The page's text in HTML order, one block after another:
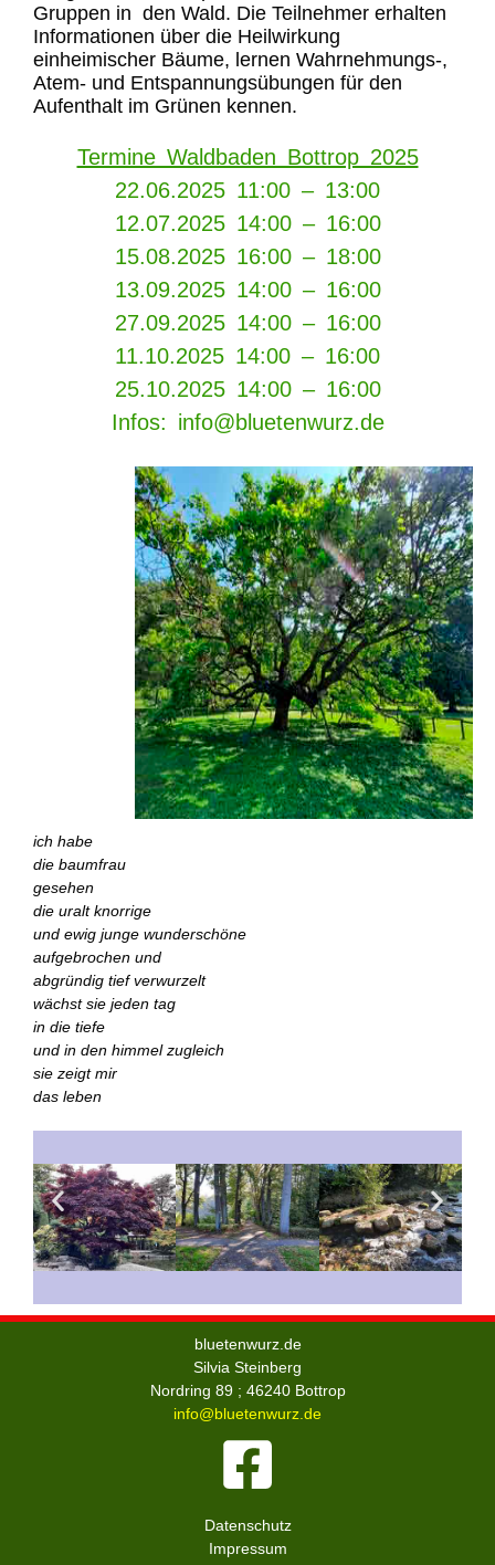
Gruppen in den Wald. Die Teilnehmer erhalten
Informationen über die Heilwirkung
einheimischer Bäume, lernen Wahrnehmungs-,
Atem- und Entspannungsübungen für den
Aufenthalt im Grünen kennen.
Termine Waldbaden Bottrop 2025
22.06.2025 11:00 – 13:00
12.07.2025 14:00 – 16:00
15.08.2025 16:00 – 18:00
13.09.2025 14:00 – 16:00
27.09.2025 14:00 – 16:00
11.10.2025 14:00 – 16:00
25.10.2025 14:00 – 16:00
Infos: info@bluetenwurz.de
ich habe
die baumfrau
gesehen
die uralt knorrige
und ewig junge wunderschöne
aufgebrochen und
abgründig tief verwurzelt
wächst sie jeden tag
in die tiefe
und in den himmel zugleich
sie zeigt mir
das leben
bluetenwurz.de
Silvia Steinberg
Nordring 89 ; 46240 Bottrop
info@bluetenwurz.de
Datenschutz
Impressum